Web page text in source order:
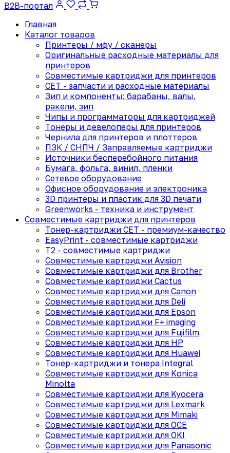
B2B-портал
Главная
Каталог товаров
Принтеры / мфу / сканеры
Оригинальные расходные материалы для
принтеров
Совместимые картриджи для принтеров
CET - запчасти и расходные материалы
Зип и компоненты: барабаны, валы,
ракели, зип
Чипы и программаторы для картриджей
Тонеры и девелоперы для принтеров
Чернила для принтеров и плоттеров
ПЗК / СНПЧ / Заправляемые картриджи
Источники бесперебойного питания
Бумага, фольга, винил, пленки
Сетевое оборудование
Офисное оборудование и электроника
3D принтеры и пластик для 3D печати
Greenworks - техника и инструмент
Совместимые картриджи для принтеров
Тонер-картриджи CET - премиум-качество
EasyPrint - cовместимые картриджи
T2 - совместимые картриджи
Совместимые картриджи Avision
Совместимые картриджи для Brother
Совместимые картриджи Cactus
Совместимые картриджи для Canon
Совместимые картриджи для Deli
Совместимые картриджи для Epson
Совместимые картриджи F+ imaging
Совместимые картриджи для Fujifilm
Совместимые картриджи для HP
Совместимые картриджи для Huawei
Тонер-картриджи и тонера Integral
Совместимые картриджи для Konica
Minolta
Совместимые картриджи для Kyocera
Совместимые картриджи для Lexmark
Совместимые картриджи для Mimaki
Совместимые картриджи для OCE
Совместимые картриджи для OKI
Совместимые картриджи для Panasonic